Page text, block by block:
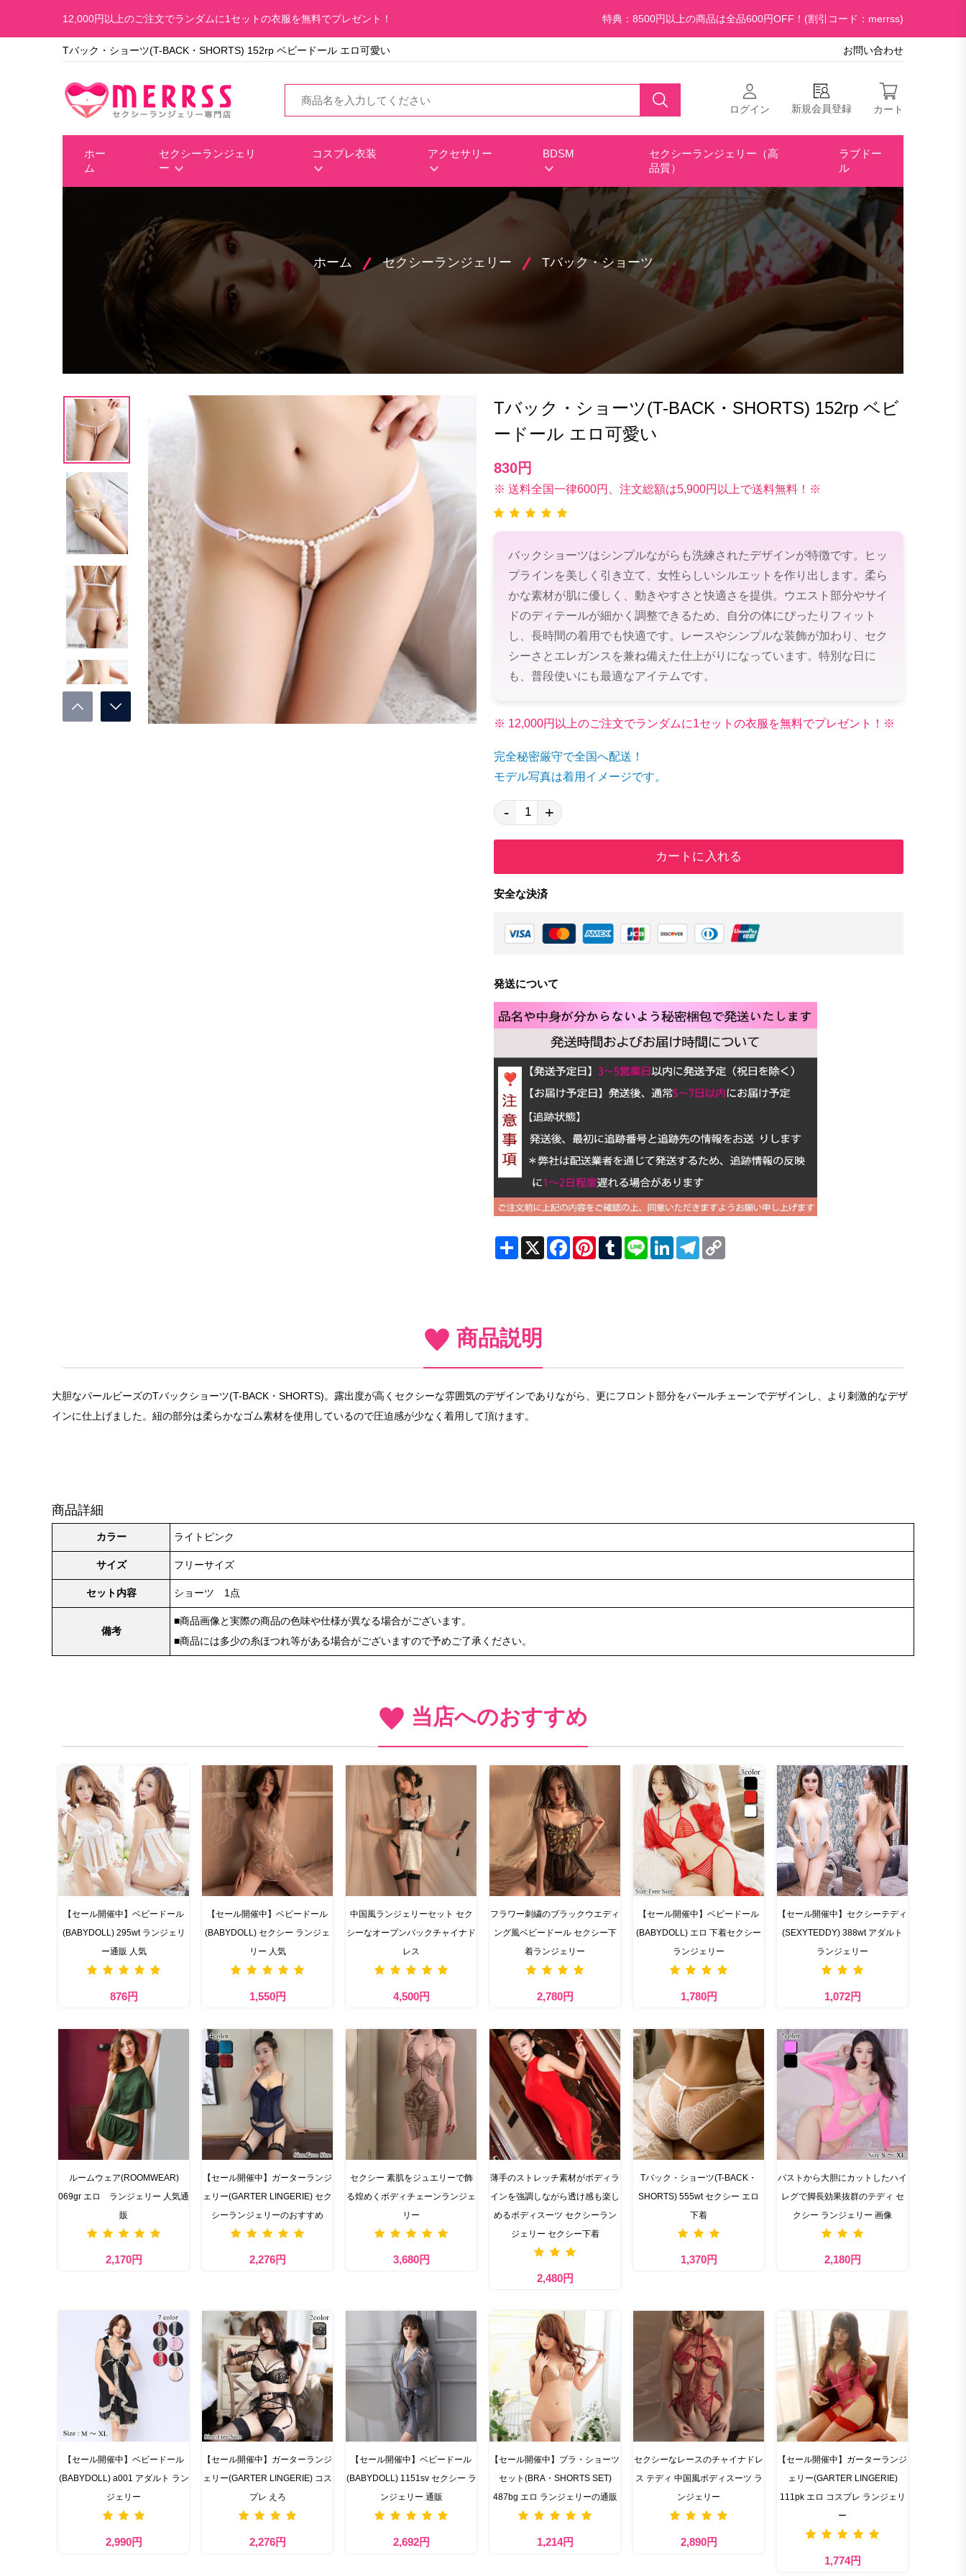
12,000円以上のご注文でランダムに1セットの衣服を無料でプレゼント！ 特典：8500円以上の商品は全品600円OFF！(割引コード：merrss)
Tバック・ショーツ(T-BACK・SHORTS) 152rp ベビードール エロ可愛い お問い合わせ
ログイン 新規会員登録 カート
ホー
ム
セクシーランジェリ
ー
コスプレ衣装 アクセサリー BDSM
セクシーランジェリー（高
品質）
ラブドー
ル
ホーム セクシーランジェリー Tバック・ショーツ
Tバック・ショーツ(T-BACK・SHORTS) 152rp ベビ
ードール エロ可愛い
830円
※ 送料全国一律600円、注文総額は5,900円以上で送料無料！※
バックショーツはシンプルながらも洗練されたデザインが特徴です。ヒッ
プラインを美しく引き立て、女性らしいシルエットを作り出します。柔ら
かな素材が肌に優しく、動きやすさと快適さを提供。ウエスト部分やサイ
ドのディテールが細かく調整できるため、自分の体にぴったりフィット
し、長時間の着用でも快適です。レースやシンプルな装飾が加わり、セク
シーさとエレガンスを兼ね備えた仕上がりになっています。特別な日に
も、普段使いにも最適なアイテムです。
※ 12,000円以上のご注文でランダムに1セットの衣服を無料でプレゼント！※
完全秘密厳守で全国へ配送！
モデル写真は着用イメージです。
- +
カートに入れる
安全な決済
発送について
ShareX FacebookPinterestTumblrLine LinkedInTelegram
商品説明
大胆なパールビーズのTバックショーツ(T-BACK・SHORTS)。露出度が高くセクシーな雰囲気のデザインでありながら、更にフロント部分をパールチェーンでデザインし、より刺激的なデザ
インに仕上げました。紐の部分は柔らかなゴム素材を使用しているので圧迫感が少なく着用して頂けます。
商品詳細
カラー ライトピンク
サイズ フリーサイズ
セット内容 ショーツ 1点
備考
■商品画像と実際の商品の色味や仕様が異なる場合がございます。
■商品には多少の糸ほつれ等がある場合がございますので予めご了承ください。
当店へのおすすめ
【セール開催中】ベビードール
(BABYDOLL) 295wt ランジェリ
ー通販 人気
876円
【セール開催中】ベビードール
(BABYDOLL) セクシー ランジェ
リー 人気
1,550円
中国風ランジェリーセット セク
シーなオープンバックチャイナド
レス
4,500円
フラワー刺繍のブラックウエディ
ング風ベビードール セクシー下
着ランジェリー
2,780円
【セール開催中】ベビードール
(BABYDOLL) エロ 下着セクシー
ランジェリー
1,780円
【セール開催中】セクシーテディ
(SEXYTEDDY) 388wt アダルト
ランジェリー
1,072円
ルームウェア(ROOMWEAR)
069gr エロ ランジェリー 人気通
販
2,170円
【セール開催中】ガーターランジ
ェリー(GARTER LINGERIE) セク
シーランジェリーのおすすめ
2,276円
セクシー​ 素肌をジュエリーで飾
る煌めくボディチェーンランジェ
リー
3,680円
薄手のストレッチ素材がボディラ
インを強調しながら透け感も楽し
めるボディスーツ セクシーラン
ジェリー セクシー下着
2,480円
Tバック・ショーツ(T-BACK・
SHORTS) 555wt セクシー エロ
下着
1,370円
バストから大胆にカットしたハイ
レグで脚長効果抜群のテディ セ
クシー ランジェリー 画像
2,180円
【セール開催中】ベビードール
(BABYDOLL) a001 アダルト ラン
ジェリー
2,990円
【セール開催中】ガーターランジ
ェリー(GARTER LINGERIE) コス
プレ えろ
2,276円
【セール開催中】ベビードール
(BABYDOLL) 1151sv セクシー ラ
ンジェリー 通販
2,692円
【セール開催中】ブラ・ショーツ
セット(BRA・SHORTS SET)
487bg エロ ランジェリーの通販
1,214円
セクシーなレースのチャイナドレ
ス テディ 中国風ボディスーツ ラ
ンジェリー
2,890円
【セール開催中】ガーターランジ
ェリー(GARTER LINGERIE)
111pk エロ コスプレ ランジェリ
ー
1,774円